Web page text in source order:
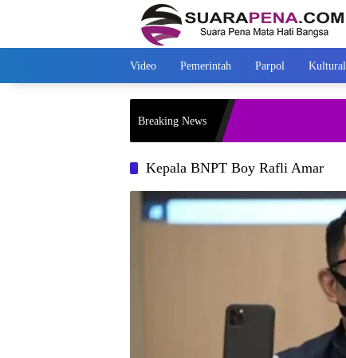
Video Pemerintah Parpol Kultural
Breaking News
Kepala BNPT Boy Rafli Amar